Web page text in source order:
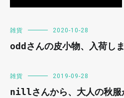
雑貨 2020-10-28
oddさんの皮小物、入荷し
雑貨 2019-09-28
nillさんから、大人の秋服